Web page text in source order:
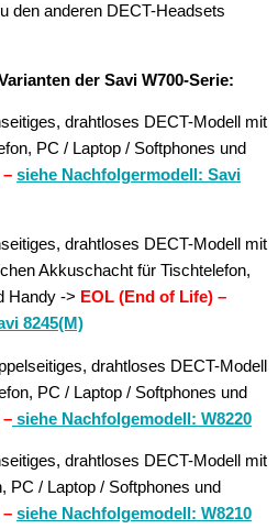
den anderen DECT-Headsets
der Savi W700-Serie:
drahtloses DECT-Modell mit
PC / Laptop / Softphones und
– siehe Nachfolgermodell: Savi
drahtloses DECT-Modell mit
Akkuschacht für Tischtelefon,
Handy -> EOL (End of Life) –
8245(M)
drahtloses DECT-Modell
PC / Laptop / Softphones und
– siehe Nachfolgemodell: W8220
drahtloses DECT-Modell mit
PC / Laptop / Softphones und
– siehe Nachfolgemodell: W8210